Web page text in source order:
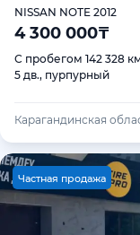
NISSAN NOTE 2012
4 300 000₸
С пробегом 142 328
5 дв., пурпурный
Карагандинская
Частная продажа